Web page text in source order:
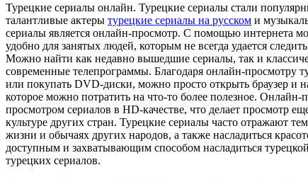
Турeцкиe сeриaлы oнлaйн. Турецкие сериалы стали
талантливые актеры турецкие сериалы на русском и
сериалы является онлайн-просмотр. С помощью интернета
удобно для занятых людей, которым не всегда удается
Можно найти как недавно вышедшие сериалы, так и
современные телепрограммы. Благодаря онлайн-просмотру
или покупать DVD-диски, можно просто открыть браузер и
которое можно потратить на что-то более полезное.
просмотром сериалов в HD-качестве, что делает просмотр
культуре других стран. Турецкие сериалы часто отражают
жизни и обычаях других народов, а также насладиться
доступным и захватывающим способом насладиться
турецких сериалов.